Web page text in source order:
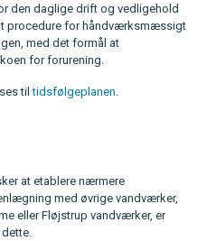
den daglige drift og vedligehold
procedure for håndværksmæssigt
med det formål at
for forurening.
tiltidsfølgeplanen.
at etablere nærmere
med øvrige vandværker,
eller Fløjstrup vandværker, er